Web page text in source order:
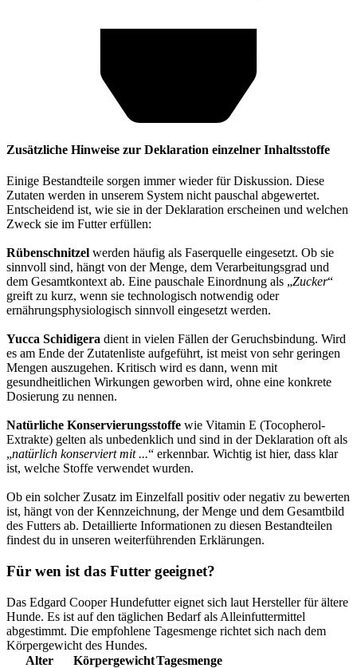
Zusätzliche Hinweise zur Deklaration einzelner Inhaltsstoffe
Einige Bestandteile sorgen immer wieder für Diskussion. Diese
Zutaten werden in unserem System nicht pauschal abgewertet.
Entscheidend ist, wie sie in der Deklaration erscheinen und welchen
Zweck sie im Futter erfüllen:
Rübenschnitzel werden häufig als Faserquelle eingesetzt. Ob sie
sinnvoll sind, hängt von der Menge, dem Verarbeitungsgrad und
dem Gesamtkontext ab. Eine pauschale Einordnung als „Zucker“
greift zu kurz, wenn sie technologisch notwendig oder
ernährungsphysiologisch sinnvoll eingesetzt werden.
Yucca Schidigera dient in vielen Fällen der Geruchsbindung. Wird
es am Ende der Zutatenliste aufgeführt, ist meist von sehr geringen
Mengen auszugehen. Kritisch wird es dann, wenn mit
gesundheitlichen Wirkungen geworben wird, ohne eine konkrete
Dosierung zu nennen.
Natürliche Konservierungsstoffe wie Vitamin E (Tocopherol-
Extrakte) gelten als unbedenklich und sind in der Deklaration oft als
„natürlich konserviert mit ...“ erkennbar. Wichtig ist hier, dass klar
ist, welche Stoffe verwendet wurden.
Ob ein solcher Zusatz im Einzelfall positiv oder negativ zu bewerten
ist, hängt von der Kennzeichnung, der Menge und dem Gesamtbild
des Futters ab. Detaillierte Informationen zu diesen Bestandteilen
findest du in unseren weiterführenden Erklärungen.
Für wen ist das Futter geeignet?
Das Edgard Cooper Hundefutter eignet sich laut Hersteller für ältere
Hunde. Es ist auf den täglichen Bedarf als Alleinfuttermittel
abgestimmt. Die empfohlene Tagesmenge richtet sich nach dem
Körpergewicht des Hundes.
Alter
KörpergewichtTagesmenge